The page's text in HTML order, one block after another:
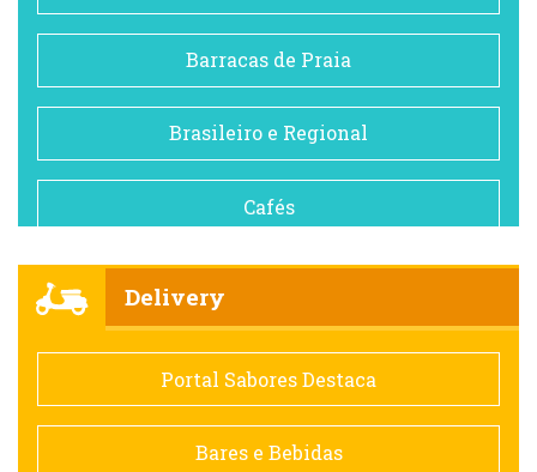
Barracas de Praia
Brasileiro e Regional
Cafés
Comida saudável
Contemporânea
Delivery
Portal Sabores Destaca
Bares e Bebidas